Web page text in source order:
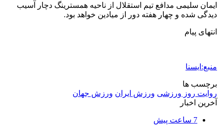
ایمان سلیمی مدافع تیم استقلال از ناحیه همسترینگ دچار آسیب
دیدگی شده و چهار هفته دور از میادین خواهد بود.
انتهای پیام
منبع:ایسنا
برچسب ها
روایت روز ورزشی ورزش ایران ورزش جهان
آخرین اخبار
7 ساعت پیش